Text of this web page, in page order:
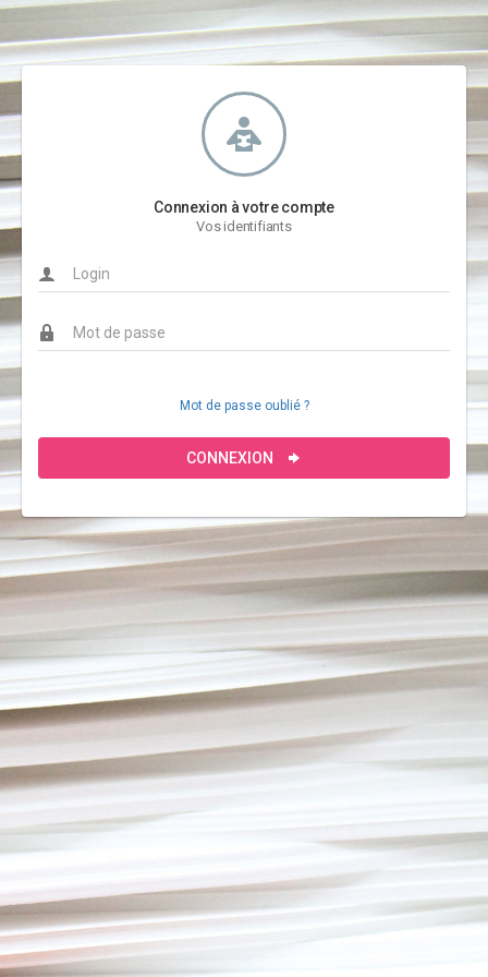
Connexion à votre compte
Vos identifiants
Mot de passe oublié ?
CONNEXION